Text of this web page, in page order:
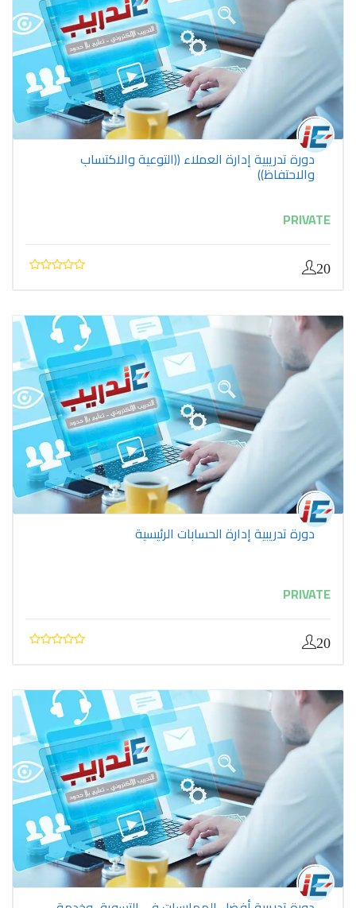
دورة تدريبية إدارة العملاء ((التوعية والاكتساب
والاحتفاظ))
PRIVATE
20
دورة تدريبية إدارة الحسابات الرئيسية
PRIVATE
20